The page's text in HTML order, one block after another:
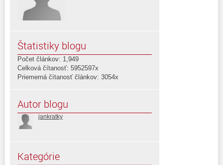
Štatistiky blogu
Počet článkov: 1,949
Celková čítanosť: 5952597x
Priemerná čítanosť článkov: 3054x
Autor blogu
jankratky
Kategórie